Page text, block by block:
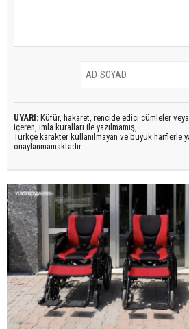
UYARI: Küfür, hakaret, rencide edici cümleler veya
içeren, imla kuralları ile yazılmamış,
Türkçe karakter kullanılmayan ve büyük harflerle
onaylanmamaktadır.